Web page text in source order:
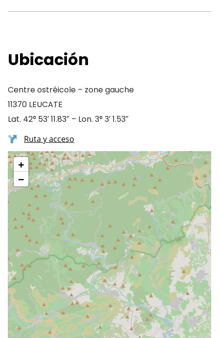
Ubicación
Centre ostréicole – zone gauche
11370 LEUCATE
Lat. 42° 53′ 11.83″ – Lon. 3° 3′ 1.53″
Ruta y acceso
+
−